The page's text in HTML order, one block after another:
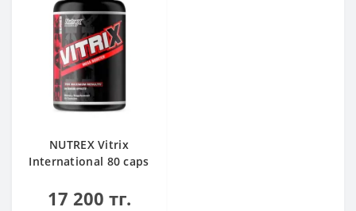
NUTREX Vitrix
International 80 caps
17 200 тг.